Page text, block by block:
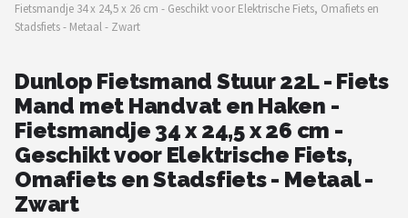
Shop
Blog
Fietsroutes
Kinderfietsen
Fietsmandje 34 x 24,5 x 26 cm - Geschikt voor Elektrische Fiets, Omafiets en
Stadsfiets - Metaal - Zwart
Dunlop Fietsmand Stuur 22L - Fiets
Mand met Handvat en Haken -
Fietsmandje 34 x 24,5 x 26 cm -
Geschikt voor Elektrische Fiets,
Omafiets en Stadsfiets - Metaal -
Zwart